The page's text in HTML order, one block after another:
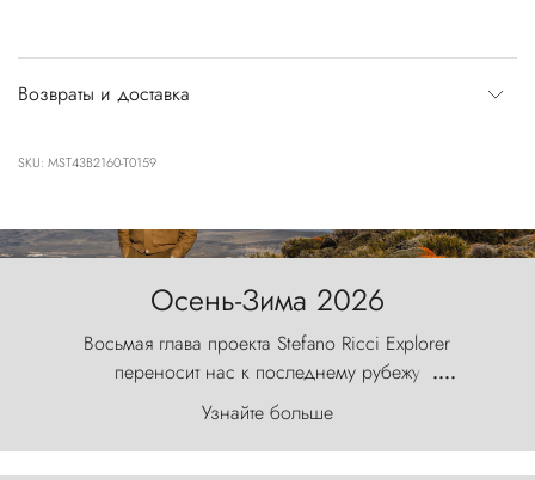
Возвраты и доставка
SKU: MST43B2160-T0159
Осень-Зима 2026
Восьмая глава проекта Stefano Ricci Explorer
переносит нас к последнему рубежу
первозданного мира, где ветер с
первобытной яростью ваяет ландшафт, а пики
Торрес-дель-Пайне, словно каменные стражи,
....
Узнайте больше